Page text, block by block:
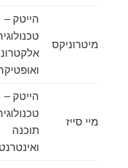
מיטרוניקס
הייטק –
טכנולוגיה –
אלקטרוניקה
ואופטיקה
מיי סייז
הייטק –
טכנולוגיה –
תוכנה
ואינטרנט